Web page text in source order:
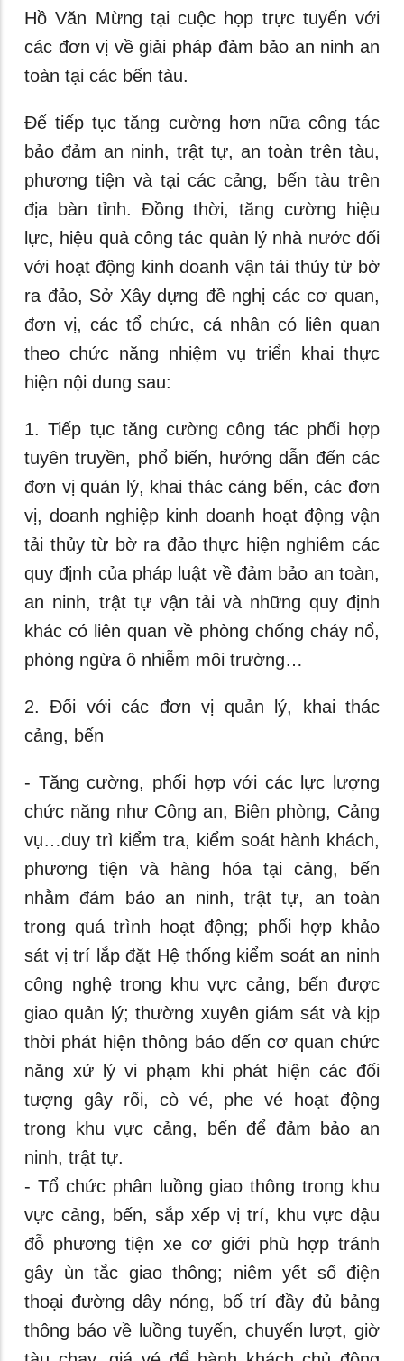
Hồ Văn Mừng tại cuộc họp trực tuyến với
các đơn vị về giải pháp đảm bảo an ninh an
toàn tại các bến tàu.
Để tiếp tục tăng cường hơn nữa công tác
bảo đảm an ninh, trật tự, an toàn trên tàu,
phương tiện và tại các cảng, bến tàu trên
địa bàn tỉnh. Đồng thời, tăng cường hiệu
lực, hiệu quả công tác quản lý nhà nước đối
với hoạt động kinh doanh vận tải thủy từ bờ
ra đảo, Sở Xây dựng đề nghị các cơ quan,
đơn vị, các tổ chức, cá nhân có liên quan
theo chức năng nhiệm vụ triển khai thực
hiện nội dung sau:
1. Tiếp tục tăng cường công tác phối hợp
tuyên truyền, phổ biến, hướng dẫn đến các
đơn vị quản lý, khai thác cảng bến, các đơn
vị, doanh nghiệp kinh doanh hoạt động vận
tải thủy từ bờ ra đảo thực hiện nghiêm các
quy định của pháp luật về đảm bảo an toàn,
an ninh, trật tự vận tải và những quy định
khác có liên quan về phòng chống cháy nổ,
phòng ngừa ô nhiễm môi trường…
2. Đối với các đơn vị quản lý, khai thác
cảng, bến
- Tăng cường, phối hợp với các lực lượng
chức năng như Công an, Biên phòng, Cảng
vụ…duy trì kiểm tra, kiểm soát hành khách,
phương tiện và hàng hóa tại cảng, bến
nhằm đảm bảo an ninh, trật tự, an toàn
trong quá trình hoạt động; phối hợp khảo
sát vị trí lắp đặt Hệ thống kiểm soát an ninh
công nghệ trong khu vực cảng, bến được
giao quản lý; thường xuyên giám sát và kịp
thời phát hiện thông báo đến cơ quan chức
năng xử lý vi phạm khi phát hiện các đối
tượng gây rối, cò vé, phe vé hoạt động
trong khu vực cảng, bến để đảm bảo an
ninh, trật tự.
- Tổ chức phân luồng giao thông trong khu
vực cảng, bến, sắp xếp vị trí, khu vực đậu
đỗ phương tiện xe cơ giới phù hợp tránh
gây ùn tắc giao thông; niêm yết số điện
thoại đường dây nóng, bố trí đầy đủ bảng
thông báo về luồng tuyến, chuyến lượt, giờ